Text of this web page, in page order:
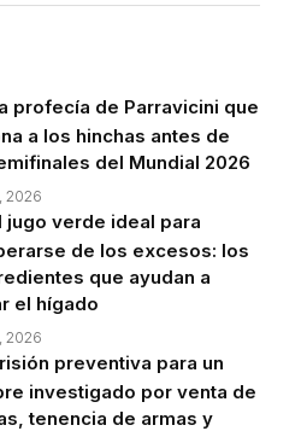
profecía de Parravicini que
a los hinchas antes de
del Mundial 2026
2026
jugo verde ideal para
de los excesos: los
que ayudan a
el hígado
2026
preventiva para un
investigado por venta de
tenencia de armas y